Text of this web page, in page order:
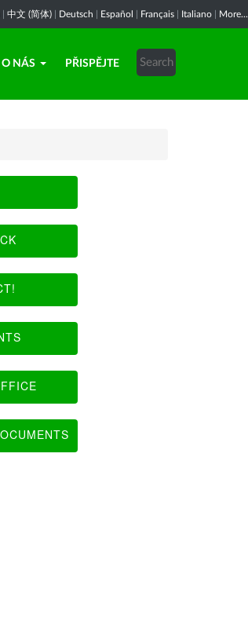
中文 (简体) Deutsch Español Français Italiano More...
O NÁS PŘISPĚJTE